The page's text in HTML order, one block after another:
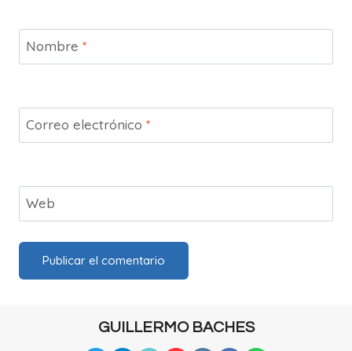
Nombre *
Correo electrónico *
Web
GUILLERMO BACHES